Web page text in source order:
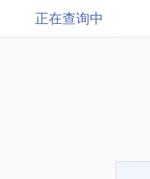
正在查询中